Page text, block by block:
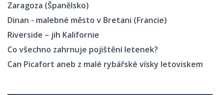
Zaragoza (Španělsko)
Dinan - malebné město v Bretani (Francie)
Riverside – jih Kalifornie
Co všechno zahrnuje pojištění letenek?
Can Picafort aneb z malé rybářské vísky letoviskem